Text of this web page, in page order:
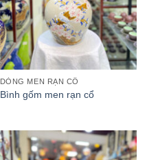
DÒNG MEN RẠN CỔ
Bình gốm men rạn cổ